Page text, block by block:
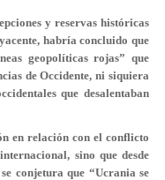
y reservas históricas
habría concluido que
geopolíticas rojas” que
de Occidente, ni siquiera
que desalentaban
en relación con el conflicto
sino que desde
conjetura que “Ucrania se